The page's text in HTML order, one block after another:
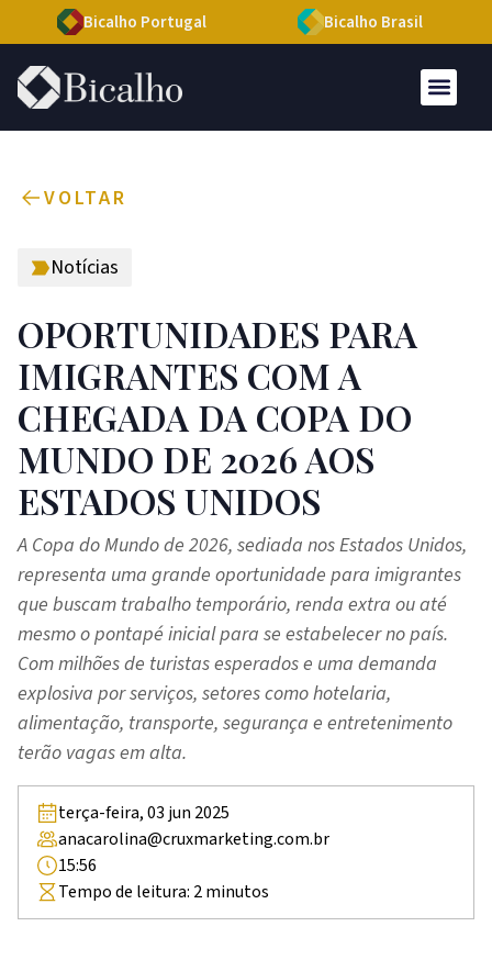
Bicalho Portugal Bicalho Brasil
VOLTAR
Notícias
OPORTUNIDADES PARA
IMIGRANTES COM A
CHEGADA DA COPA DO
MUNDO DE 2026 AOS
ESTADOS UNIDOS
A Copa do Mundo de 2026, sediada nos Estados Unidos,
representa uma grande oportunidade para imigrantes
que buscam trabalho temporário, renda extra ou até
mesmo o pontapé inicial para se estabelecer no país.
Com milhões de turistas esperados e uma demanda
explosiva por serviços, setores como hotelaria,
alimentação, transporte, segurança e entretenimento
terão vagas em alta.
terça-feira, 03 jun 2025
anacarolina@cruxmarketing.com.br
15:56
Tempo de leitura: 2minutos